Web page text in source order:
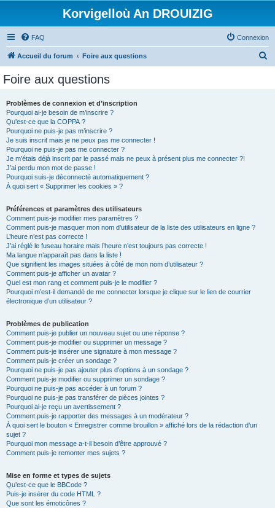
Korvigelloù An DROUIZIG
FAQ Connexion
Accueil du forum Foire aux questions
Foire aux questions
Problèmes de connexion et d’inscription
Pourquoi ai-je besoin de m’inscrire ?
Qu’est-ce que la COPPA ?
Pourquoi ne puis-je pas m’inscrire ?
Je suis inscrit mais je ne peux pas me connecter !
Pourquoi ne puis-je pas me connecter ?
Je m’étais déjà inscrit par le passé mais ne peux à présent plus me connecter ?!
J’ai perdu mon mot de passe !
Pourquoi suis-je déconnecté automatiquement ?
À quoi sert « Supprimer les cookies » ?
Préférences et paramètres des utilisateurs
Comment puis-je modifier mes paramètres ?
Comment puis-je masquer mon nom d’utilisateur de la liste des utilisateurs en ligne ?
L’heure n’est pas correcte !
J’ai réglé le fuseau horaire mais l’heure n’est toujours pas correcte !
Ma langue n’apparaît pas dans la liste !
Que signifient les images situées à côté de mon nom d’utilisateur ?
Comment puis-je afficher un avatar ?
Quel est mon rang et comment puis-je le modifier ?
Pourquoi m’est-il demandé de me connecter lorsque je clique sur le lien de courrier
électronique d’un utilisateur ?
Problèmes de publication
Comment puis-je publier un nouveau sujet ou une réponse ?
Comment puis-je modifier ou supprimer un message ?
Comment puis-je insérer une signature à mon message ?
Comment puis-je créer un sondage ?
Pourquoi ne puis-je pas ajouter plus d’options à un sondage ?
Comment puis-je modifier ou supprimer un sondage ?
Pourquoi ne puis-je pas accéder à un forum ?
Pourquoi ne puis-je pas transférer de pièces jointes ?
Pourquoi ai-je reçu un avertissement ?
Comment puis-je rapporter des messages à un modérateur ?
À quoi sert le bouton « Enregistrer comme brouillon » affiché lors de la rédaction d’un
sujet ?
Pourquoi mon message a-t-il besoin d’être approuvé ?
Comment puis-je remonter mes sujets ?
Mise en forme et types de sujets
Qu’est-ce que le BBCode ?
Puis-je insérer du code HTML ?
Que sont les émoticônes ?